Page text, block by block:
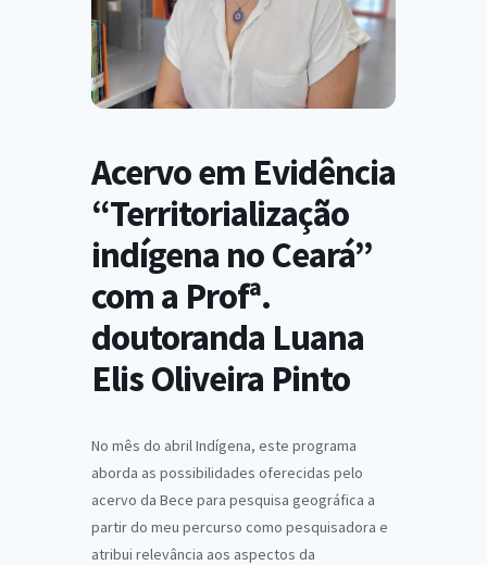
Acervo em Evidência
“Territorialização
indígena no Ceará”
com a Profª.
doutoranda Luana
Elis Oliveira Pinto
No mês do abril Indígena, este programa
aborda as possibilidades oferecidas pelo
acervo da Bece para pesquisa geográfica a
partir do meu percurso como pesquisadora e
atribui relevância aos aspectos da